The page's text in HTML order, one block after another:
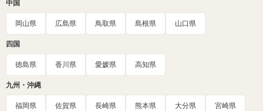
中国
岡山県 広島県 鳥取県 島根県 山口県
四国
徳島県 香川県 愛媛県 高知県
九州・沖縄
福岡県 佐賀県 長崎県 熊本県 大分県 宮崎県